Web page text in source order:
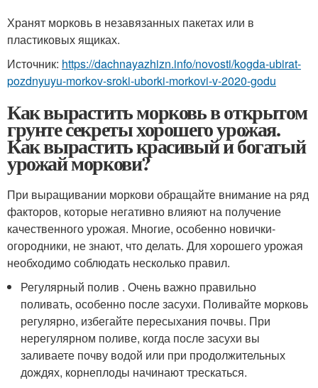
Хранят морковь в незавязанных пакетах или в
пластиковых ящиках.
Источник: https://dachnayazhizn.info/novosti/kogda-ubirat-
pozdnyuyu-morkov-sroki-uborki-morkovi-v-2020-godu
Как вырастить морковь в открытом
грунте секреты хорошего урожая.
Как вырастить красивый и богатый
урожай моркови?
При выращивании моркови обращайте внимание на ряд
факторов, которые негативно влияют на получение
качественного урожая. Многие, особенно новички-
огородники, не знают, что делать. Для хорошего урожая
необходимо соблюдать несколько правил.
Регулярный полив . Очень важно правильно
поливать, особенно после засухи. Поливайте морковь
регулярно, избегайте пересыхания почвы. При
нерегулярном поливе, когда после засухи вы
заливаете почву водой или при продолжительных
дождях, корнеплоды начинают трескаться.